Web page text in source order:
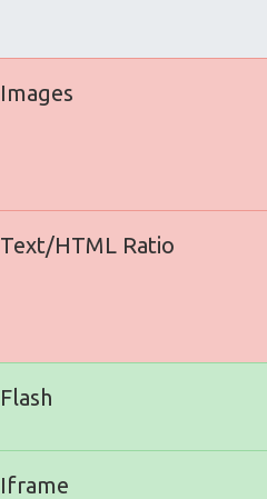
Images
Text/HTML Ratio
Flash
Iframe